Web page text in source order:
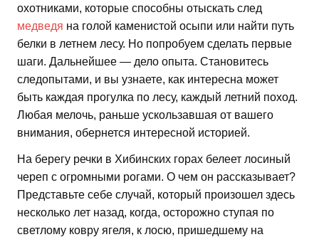
охотниками, которые способны отыскать след
медведя на голой каменистой осыпи или найти путь
белки в летнем лесу. Но попробуем сделать первые
шаги. Дальнейшее — дело опыта. Становитесь
следопытами, и вы узнаете, как интересна может
быть каждая прогулка по лесу, каждый летний поход.
Любая мелочь, раньше ускользавшая от вашего
внимания, обернется интересной историей.
На берегу речки в Хибинских горах белеет лосиный
череп с огромными рогами. О чем он рассказывает?
Представьте себе случай, который произошел здесь
несколько лет назад, когда, осторожно ступая по
светлому ковру ягеля, к лосю, пришедшему на